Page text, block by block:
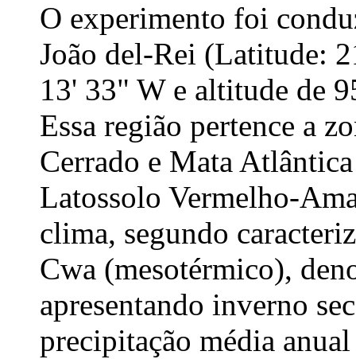
O experimento foi
João del-Rei (Latitude:
13' 33" W e altitude de
Essa região pertence a
Cerrado e Mata
Latossolo Vermelho-
clima, segundo
Cwa (mesotérmico),
apresentando inverno
precipitação média